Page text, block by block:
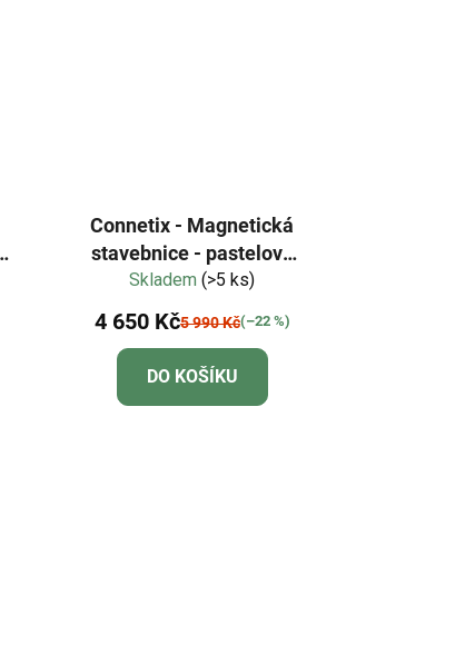
Connetix - Magnetická
stavebnice - pastelové
barvy 202 dílů
Skladem(>5 ks)
4 650 Kč5 990 Kč(–22 %)
DO KOŠÍKU